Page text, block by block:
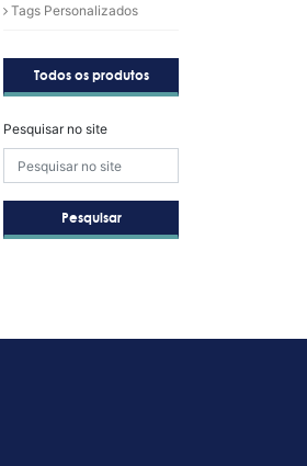
Tags Personalizados
Todos os produtos
Pesquisar no site
Pesquisar